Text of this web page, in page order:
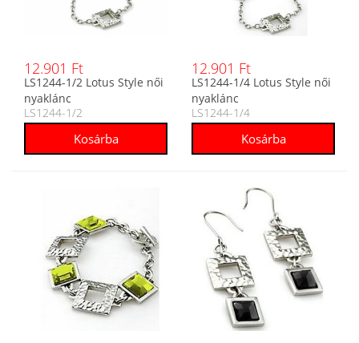
12.901 Ft
LS1244-1/2 Lotus Style női
nyaklánc
LS1244-1/2
12.901 Ft
LS1244-1/4 Lotus Style női
nyaklánc
LS1244-1/4